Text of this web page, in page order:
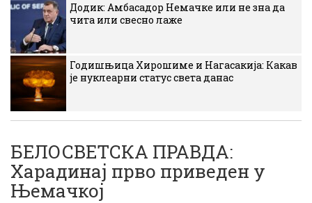
Додик: Амбасадор Немачке или не зна да
чита или свесно лаже
Годишњица Хирошиме и Нагасакија: Какав
је нуклеарни статус света данас
БЕЛОСВЕТСКА ПРАВДА:
Харадинај прво приведен у
Њемачкој